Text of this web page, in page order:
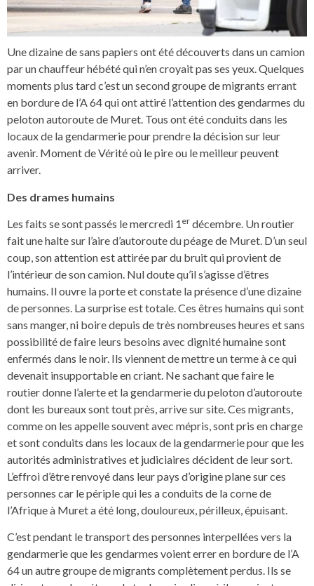
Une dizaine de sans papiers ont été découverts dans un camion
par un chauffeur hébété qui n’en croyait pas ses yeux. Quelques
moments plus tard c’est un second groupe de migrants errant
en bordure de l’A 64 qui ont attiré l’attention des gendarmes du
peloton autoroute de Muret. Tous ont été conduits dans les
locaux de la gendarmerie pour prendre la décision sur leur
avenir. Moment de Vérité où le pire ou le meilleur peuvent
arriver.
Des drames humains
Les faits se sont passés le mercredi 1 er décembre. Un routier
fait une halte sur l’aire d’autoroute du péage de Muret. D’un seul
coup, son attention est attirée par du bruit qui provient de
l’intérieur de son camion. Nul doute qu’il s’agisse d’êtres
humains. Il ouvre la porte et constate la présence d’une dizaine
de personnes. La surprise est totale. Ces êtres humains qui sont
sans manger, ni boire depuis de très nombreuses heures et sans
possibilité de faire leurs besoins avec dignité humaine sont
enfermés dans le noir. Ils viennent de mettre un terme à ce qui
devenait insupportable en criant. Ne sachant que faire le
routier donne l’alerte et la gendarmerie du peloton d’autoroute
dont les bureaux sont tout près, arrive sur site. Ces migrants,
comme on les appelle souvent avec mépris, sont pris en charge
et sont conduits dans les locaux de la gendarmerie pour que les
autorités administratives et judiciaires décident de leur sort.
L’effroi d’être renvoyé dans leur pays d’origine plane sur ces
personnes car le périple qui les a conduits de la corne de
l’Afrique à Muret a été long, douloureux, périlleux, épuisant.
C’est pendant le transport des personnes interpellées vers la
gendarmerie que les gendarmes voient errer en bordure de l’A
64 un autre groupe de migrants complètement perdus. Ils se